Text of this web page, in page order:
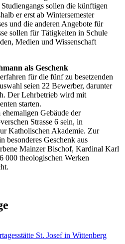
sollen die künftigen
er erst ab Wintersemester
und die anderen Angebote für
sollen für Tätigkeiten in Schule
Medien und Wissenschaft
als Geschenk
für die fünf zu besetzenden
seien 22 Bewerber, darunter
Der Lehrbetrieb wird mit
starten.
Gebäude der
Strasse 6 sein, in
Katholischen Akademie. Zur
besonderes Geschenk aus
Mainzer Bischof, Kardinal Karl
000 theologischen Werken
St. Josef in Wittenberg